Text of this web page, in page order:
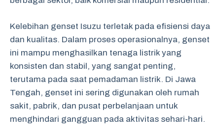
Kelebihan genset Isuzu terletak pada efisiensi daya
dan kualitas. Dalam proses operasionalnya, genset
ini mampu menghasilkan tenaga listrik yang
konsisten dan stabil, yang sangat penting,
terutama pada saat pemadaman listrik. Di Jawa
Tengah, genset ini sering digunakan oleh rumah
sakit, pabrik, dan pusat perbelanjaan untuk
menghindari gangguan pada aktivitas sehari-hari.